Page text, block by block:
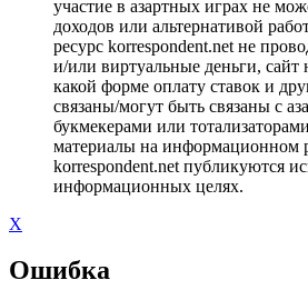
участие в азартных играх не
доходов или альтернативой
ресурс korrespondent.net не
и/или виртуальные деньги, сайт
какой форме оплату ставок и
связаны/могут быть связаны с
букмекерами или
материалы на информационном
korrespondent.net публикуются
информационных целях.
X
Ошибка